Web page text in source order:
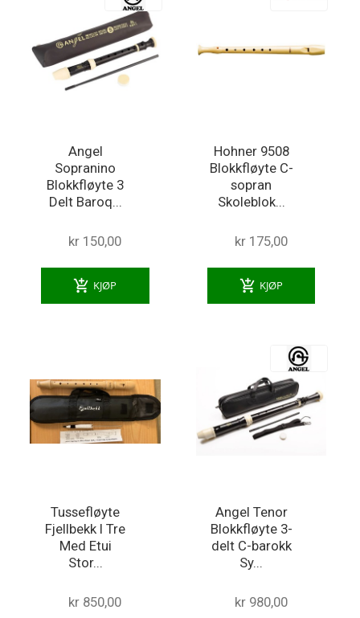
Angel
Sopranino
Blokkfløyte 3
Delt Baroq...
kr 150,00
add_shopping_cart KJØP
Hohner 9508
Blokkfløyte C-
sopran
Skoleblok...
kr 175,00
add_shopping_cart KJØP
Tussefløyte
Fjellbekk I Tre
Med Etui
Stor...
kr 850,00
Angel Tenor
Blokkfløyte 3-
delt C-barokk
Sy...
kr 980,00